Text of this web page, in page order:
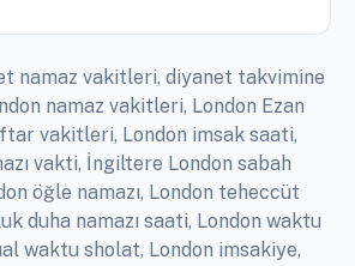
namaz vakitleri, diyanet takvimine
namaz vakitleri, London Ezan
vakitleri, London imsak saati,
vakti, İngiltere London sabah
öğle namazı, London teheccüt
duha namazı saati, London waktu
waktu sholat, London imsakiye,